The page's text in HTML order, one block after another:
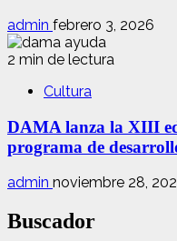
admin febrero 3, 2026
2 min de lectura
Cultura
DAMA lanza la XIII
programa de
admin noviembre 28,
Buscador